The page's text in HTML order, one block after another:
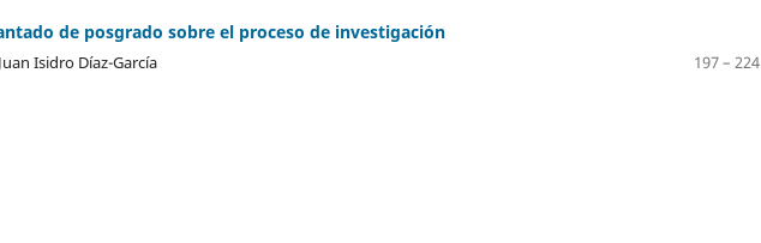
de posgrado sobre el proceso de investigación
Isidro Díaz-García
197 – 224